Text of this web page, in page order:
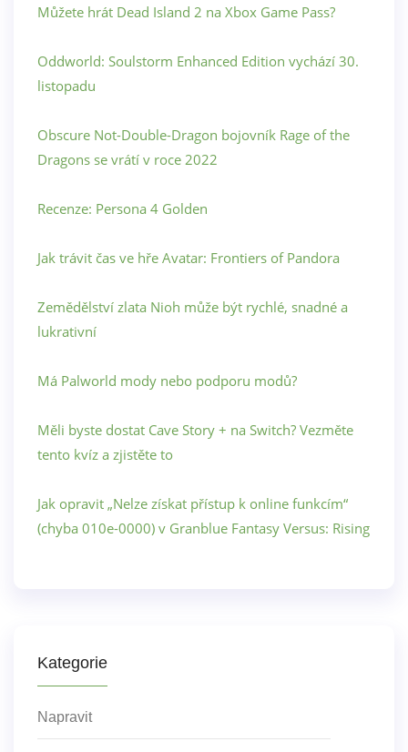
Můžete hrát Dead Island 2 na Xbox Game Pass?
Oddworld: Soulstorm Enhanced Edition vychází 30.
listopadu
Obscure Not-Double-Dragon bojovník Rage of the
Dragons se vrátí v roce 2022
Recenze: Persona 4 Golden
Jak trávit čas ve hře Avatar: Frontiers of Pandora
Zemědělství zlata Nioh může být rychlé, snadné a
lukrativní
Má Palworld mody nebo podporu modů?
Měli byste dostat Cave Story + na Switch? Vezměte
tento kvíz a zjistěte to
Jak opravit „Nelze získat přístup k online funkcím“
(chyba 010e-0000) v Granblue Fantasy Versus: Rising
Kategorie
Napravit